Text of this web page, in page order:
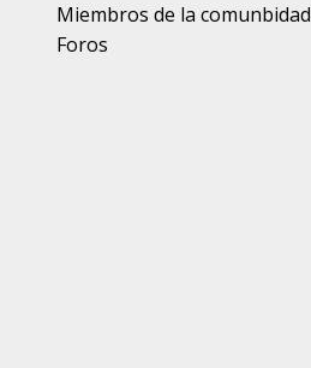
Miembros de la comunbidad
Foros